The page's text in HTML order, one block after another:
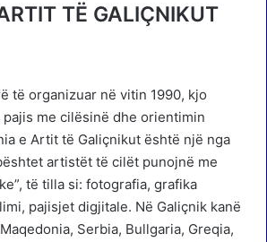
TË GALIÇNIKUT
të organizuar në vitin 1990, kjo
me cilësinë dhe orientimin
e Artit të Galiçnikut është një nga
artistët të cilët punojnë me
të tilla si: fotografia, grafika
pajisjet digjitale. Në Galiçnik kanë
Serbia, Bullgaria, Greqia,